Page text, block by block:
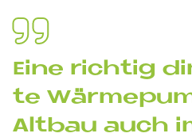
Eine rich­tig
te
Alt­bau auch